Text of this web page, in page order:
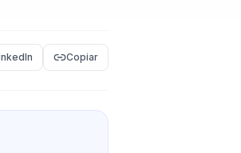
Copiar